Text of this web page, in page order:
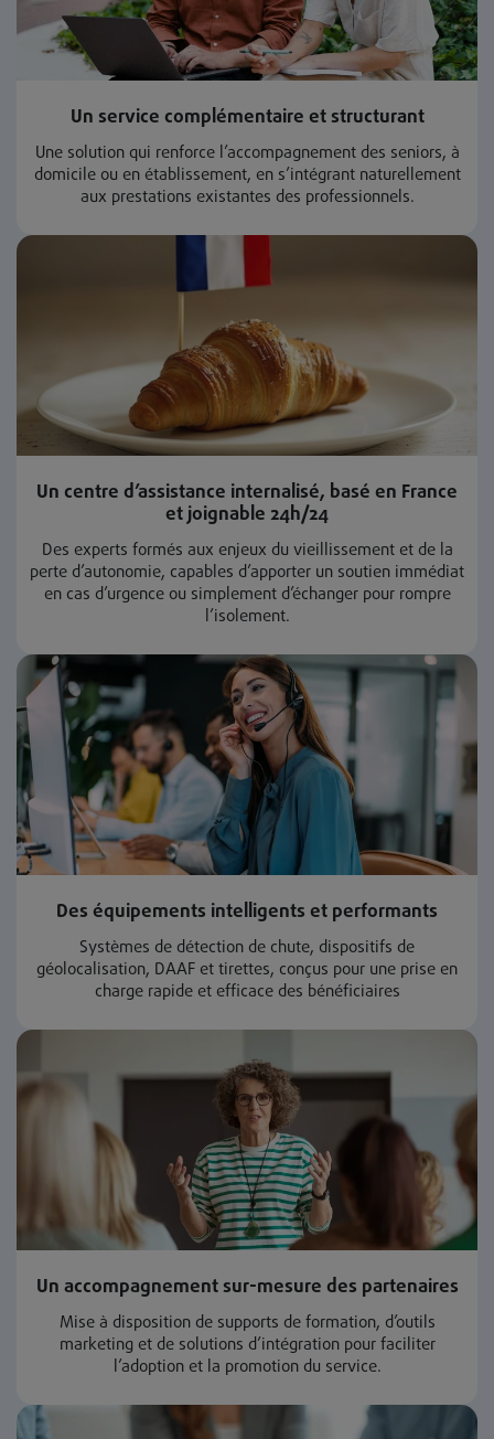
Un service complémentaire et structurant
Une solution qui renforce l’accompagnement des seniors, à
domicile ou en établissement, en s’intégrant naturellement
aux prestations existantes des professionnels.
Un centre d’assistance internalisé, basé en France
et joignable 24h/24
Des experts formés aux enjeux du vieillissement et de la
perte d’autonomie, capables d’apporter un soutien immédiat
en cas d’urgence ou simplement d’échanger pour rompre
l’isolement.
Des équipements intelligents et performants
Systèmes de détection de chute, dispositifs de
géolocalisation, DAAF et tirettes, conçus pour une prise en
charge rapide et efficace des bénéficiaires
Un accompagnement sur-mesure des partenaires
Mise à disposition de supports de formation, d’outils
marketing et de solutions d’intégration pour faciliter
l’adoption et la promotion du service.